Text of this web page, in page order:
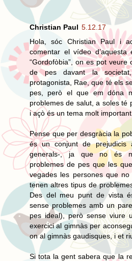
Christian Paul 5.12.17
Hola, sóc Christian Paul i
comentar el vídeo
“Gordofòbia”, on es pot
de pes davant la
protagonista, Rae, que té els
pes, però el que em dóna
problemes de salut, a soles té
i açò és un tema molt important.
Pense que per desgràcia la
és un conjunt de prejudicis
generals-, ja que no és
problemes de pes que les
vegades les persones que
tenen altres tipus de
Des del meu punt de vista
sense problemes amb un
pes ideal), però sense viure
exercici al gimnàs per
on al gimnàs gaudisques, i et
Si tota la gent sabera que la